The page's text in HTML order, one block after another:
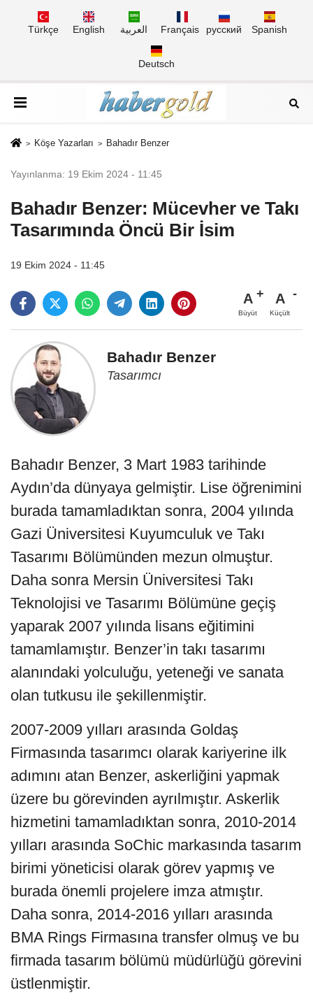
Türkçe English العربية Français русский Spanish
Deutsch
Köşe Yazarları Bahadır Benzer
Yayınlanma: 19 Ekim 2024 - 11:45
Bahadır Benzer: Mücevher ve Takı
Tasarımında Öncü Bir İsim
19 Ekim 2024 - 11:45
A
Büyüt
A
Küçült
Bahadır Benzer
Tasarımcı
Bahadır Benzer, 3 Mart 1983 tarihinde
Aydın’da dünyaya gelmiştir. Lise öğrenimini
burada tamamladıktan sonra, 2004 yılında
Gazi Üniversitesi Kuyumculuk ve Takı
Tasarımı Bölümünden mezun olmuştur.
Daha sonra Mersin Üniversitesi Takı
Teknolojisi ve Tasarımı Bölümüne geçiş
yaparak 2007 yılında lisans eğitimini
tamamlamıştır. Benzer’in takı tasarımı
alanındaki yolculuğu, yeteneği ve sanata
olan tutkusu ile şekillenmiştir.
2007-2009 yılları arasında Goldaş
Firmasında tasarımcı olarak kariyerine ilk
adımını atan Benzer, askerliğini yapmak
üzere bu görevinden ayrılmıştır. Askerlik
hizmetini tamamladıktan sonra, 2010-2014
yılları arasında SoChic markasında tasarım
birimi yöneticisi olarak görev yapmış ve
burada önemli projelere imza atmıştır.
Daha sonra, 2014-2016 yılları arasında
BMA Rings Firmasına transfer olmuş ve bu
firmada tasarım bölümü müdürlüğü görevini
üstlenmiştir.